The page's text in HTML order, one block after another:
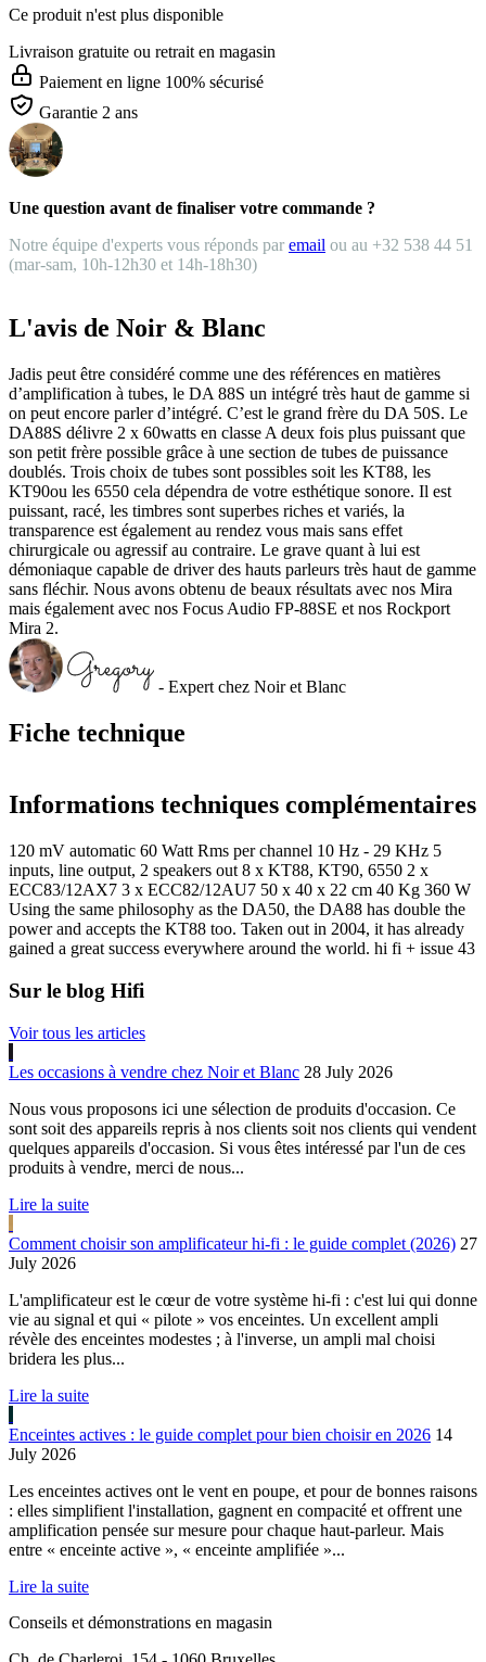
Ce produit n'est plus disponible
Livraison gratuite ou retrait en magasin
Paiement en ligne 100% sécurisé
Garantie 2 ans
Une question avant de finaliser votre commande ?
Notre équipe d'experts vous réponds par email ou au +32 538 44 51
(mar-sam, 10h-12h30 et 14h-18h30)
Fiche technique
Informations techniques complémentaires
120 mV automatic 60 Watt Rms per channel 10 Hz - 29 KHz 5
inputs, line output, 2 speakers out 8 x KT88, KT90, 6550 2 x
ECC83/12AX7 3 x ECC82/12AU7 50 x 40 x 22 cm 40 Kg 360 W
Using the same philosophy as the DA50, the DA88 has double the
power and accepts the KT88 too. Taken out in 2004, it has already
gained a great success everywhere around the world. hi fi + issue 43
L'avis de Noir & Blanc
Jadis peut être considéré comme une des références en matières
d’amplification à tubes, le DA 88S un intégré très haut de gamme si
on peut encore parler d’intégré. C’est le grand frère du DA 50S. Le
DA88S délivre 2 x 60watts en classe A deux fois plus puissant que
son petit frère possible grâce à une section de tubes de puissance
doublés. Trois choix de tubes sont possibles soit les KT88, les
KT90ou les 6550 cela dépendra de votre esthétique sonore. Il est
puissant, racé, les timbres sont superbes riches et variés, la
transparence est également au rendez vous mais sans effet
chirurgicale ou agressif au contraire. Le grave quant à lui est
démoniaque capable de driver des hauts parleurs très haut de gamme
sans fléchir. Nous avons obtenu de beaux résultats avec nos Mira
mais également avec nos Focus Audio FP-88SE et nos Rockport
Mira 2.
- Expert chez Noir et Blanc
Sur le blog Hifi
Voir tous les articles
Les occasions à vendre chez Noir et Blanc 28 July 2026
Nous vous proposons ici une sélection de produits d'occasion. Ce
sont soit des appareils repris à nos clients soit nos clients qui vendent
quelques appareils d'occasion. Si vous êtes intéressé par l'un de ces
produits à vendre, merci de nous...
Lire la suite
Comment choisir son amplificateur hi-fi : le guide complet (2026) 27
July 2026
L'amplificateur est le cœur de votre système hi-fi : c'est lui qui donne
vie au signal et qui « pilote » vos enceintes. Un excellent ampli
révèle des enceintes modestes ; à l'inverse, un ampli mal choisi
bridera les plus...
Lire la suite
Enceintes actives : le guide complet pour bien choisir en 2026 14
July 2026
Les enceintes actives ont le vent en poupe, et pour de bonnes raisons
: elles simplifient l'installation, gagnent en compacité et offrent une
amplification pensée sur mesure pour chaque haut-parleur. Mais
entre « enceinte active », « enceinte amplifiée »...
Lire la suite
Conseils et démonstrations en magasin